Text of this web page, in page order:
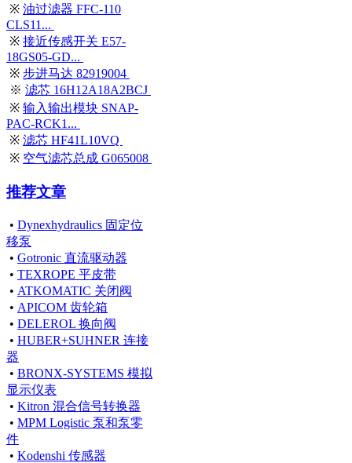
※ 油过滤器 FFC-110
CLS11...
※ 接近传感开关 E57-
18GS05-GD...
※ 步进马达 82919004
※ 滤芯 16H12A18A2BCJ
※ 输入输出模块 SNAP-
PAC-RCK1...
※ 滤芯 HF41L10VQ
※ 空气滤芯总成 G065008
推荐文章
• Dynexhydraulics 固定位
移泵
• Gotronic 直流驱动器
• TEXROPE 平皮带
• ATKOMATIC 关闭阀
• APICOM 齿轮箱
• DELEROL 换向阀
• HUBER+SUHNER 连接
器
• BRONX-SYSTEMS 模拟
显示仪表
• Kitron 混合信号转换器
• MPM Logistic 泵和泵零
件
• Kodenshi 传感器